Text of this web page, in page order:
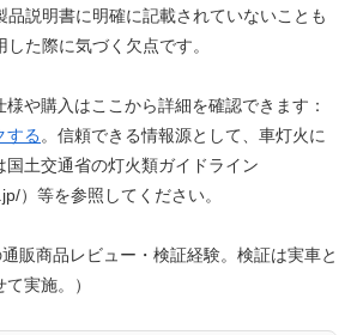
品説明書に明確に記載されていないことも
た際に気づく欠点です。
や購入はここから詳細を確認できます：
する。信頼できる情報源として、車灯火に
国土交通省の灯火類ガイドライン
）等を参照してください。
通販商品レビュー・検証経験。検証は実車と
実施。）